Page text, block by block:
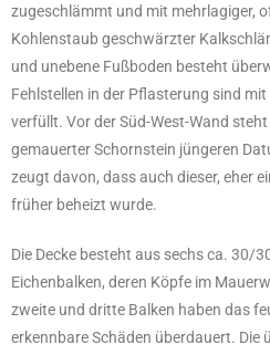
zugeschlämmt und mit mehrlagiger,
Kohlenstaub geschwärzter
und unebene Fußboden besteht
Fehlstellen in der Pflasterung sind
verfüllt. Vor der Süd-West-Wand
gemauerter Schornstein jüngeren
zeugt davon, dass auch dieser, eher
früher beheizt wurde.
Die Decke besteht aus sechs ca. 30/
Eichenbalken, deren Köpfe im
zweite und dritte Balken haben das
erkennbare Schäden überdauert. Die